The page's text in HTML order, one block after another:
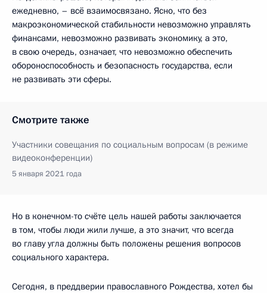
ежедневно, – всё взаимосвязано. Ясно, что без
макроэкономической стабильности невозможно управлять
финансами, невозможно развивать экономику, а это,
в свою очередь, означает, что невозможно обеспечить
обороноспособность и безопасность государства, если
не развивать эти сферы.
Смотрите также
Участники совещания по социальным вопросам (в режиме
видеоконференции)
5 января 2021 года
Но в конечном-то счёте цель нашей работы заключается
в том, чтобы люди жили лучше, а это значит, что всегда
во главу угла должны быть положены решения вопросов
социального характера.
Сегодня, в преддверии православного Рождества, хотел бы